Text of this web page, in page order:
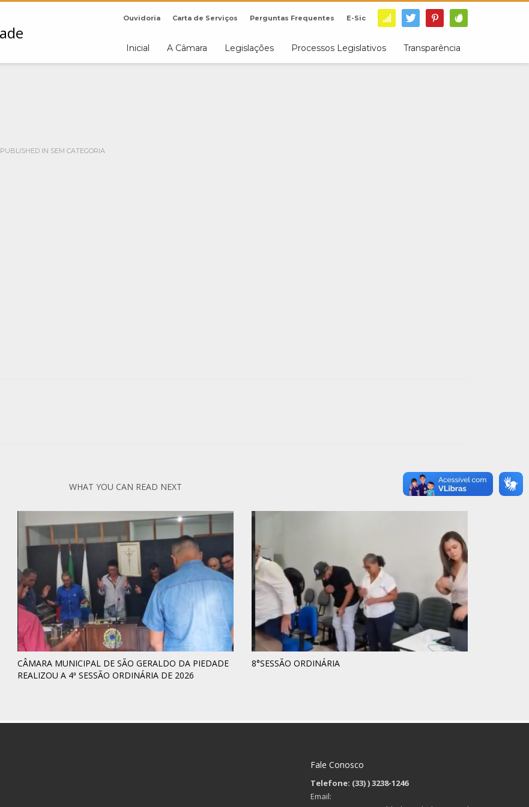
Ouvidoria Carta de Serviços Perguntas Frequentes E-Sic
Inicial A Câmara Legislações Processos Legislativos Transparência
PUBLISHED IN SEM CATEGORIA
WHAT YOU CAN READ NEXT
CÂMARA MUNICIPAL DE SÃO GERALDO DA PIEDADE
REALIZOU A 4ª SESSÃO ORDINÁRIA DE 2026
8°SESSÃO ORDINÁRIA
Fale Conosco
Telefone: (33)) 3238-1246
Email: